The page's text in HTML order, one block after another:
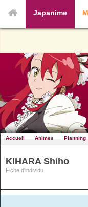
Japanime
Accueil Animes Planning
KIHARA Shiho
Fiche d'individu